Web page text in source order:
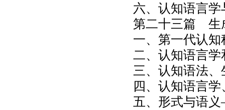
六、认知语言
第二十三篇 生
一、第一代认
二、认知语言
三、认知语法
四、认知语言
五、形式与语